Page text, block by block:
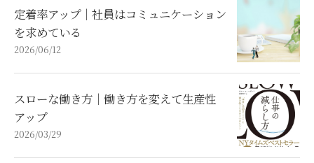
定着率アップ｜社員はコミュニケーション
を求めている
2026/06/12
スローな働き方｜働き方を変えて生産性
アップ
2026/03/29